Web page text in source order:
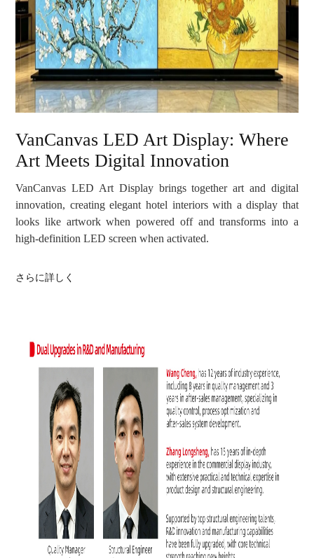
VanCanvas LED Art Display: Where
Art Meets Digital Innovation
VanCanvas LED Art Display brings together art and digital
innovation, creating elegant hotel interiors with a display that
looks like artwork when powered off and transforms into a
high-definition LED screen when activated.
さらに詳しく